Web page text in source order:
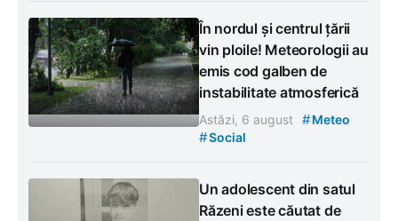
În nordul și centrul țării
vin ploile! Meteorologii au
emis cod galben de
instabilitate atmosferică
Astăzi, 6 august #Meteo
#Social
Un adolescent din satul
Răzeni este căutat de